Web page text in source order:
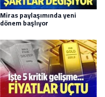
Miras paylaşımında yeni
dönem başlıyor